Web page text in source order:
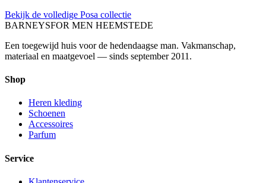
Bekijk de volledige Posa collectie
BARNEYSFOR MEN HEEMSTEDE
Een toegewijd huis voor de hedendaagse man. Vakmanschap,
materiaal en maatgevoel — sinds september 2011.
Shop
Heren kleding
Schoenen
Accessoires
Parfum
Service